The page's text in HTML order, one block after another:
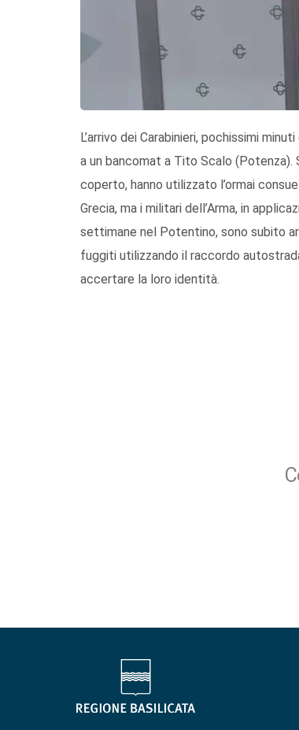
L’arrivo dei Carabinieri, pochissimi
a un bancomat a Tito Scalo
coperto, hanno utilizzato l’ormai
Grecia, ma i militari dell’Arma, in
settimane nel Potentino, sono subito
fuggiti utilizzando il raccordo
accertare la loro identità.